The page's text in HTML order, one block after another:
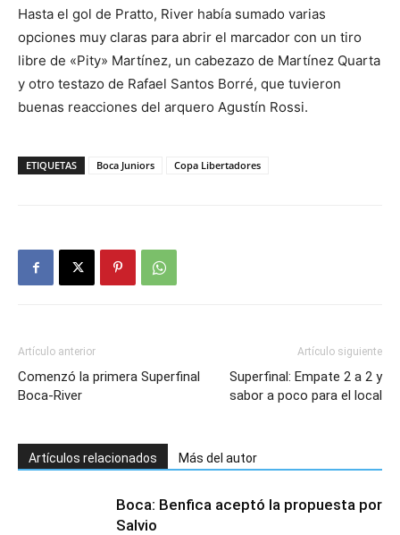
Hasta el gol de Pratto, River había sumado varias
opciones muy claras para abrir el marcador con un tiro
libre de «Pity» Martínez, un cabezazo de Martínez Quarta
y otro testazo de Rafael Santos Borré, que tuvieron
buenas reacciones del arquero Agustín Rossi.
ETIQUETAS Boca Juniors Copa Libertadores
Artículo anterior
Comenzó la primera Superfinal
Boca-River
Artículo siguiente
Superfinal: Empate 2 a 2 y
sabor a poco para el local
Artículos relacionados Más del autor
Boca: Benfica aceptó la propuesta por
Salvio